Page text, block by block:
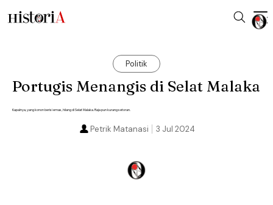
Politik
Portugis Menangis di Selat Malaka
Kapalnya, yang konon berisi emas, hilang di Selat Malaka. Raja pun kurang setoran.
3 Jul 2024
Petrik Matanasi